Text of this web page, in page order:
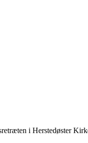
i Herstedøster